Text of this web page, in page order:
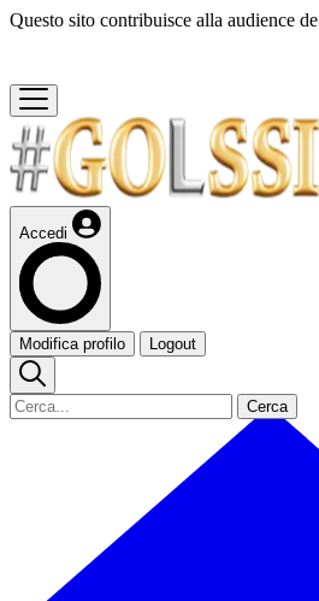
Questo sito contribuisce alla audience de
Accedi
Modifica profilo Logout
Cerca